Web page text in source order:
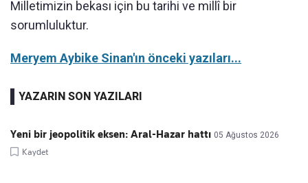
Milletimizin bekası için bu tarihi ve millî bir
sorumluluktur.
Meryem Aybike Sinan'ın önceki yazıları...
YAZARIN SON YAZILARI
Yeni bir jeopolitik eksen: Aral-Hazar hattı 05 Ağustos 2026
Kaydet